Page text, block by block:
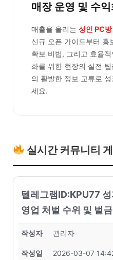
매장 운영 및 수
매출을 올리는 성인 PC
신규 오픈 가이드부터 홍
확보 비법, 그리고 효율
화를 위한 현장의 실전
의 활발한 정보 교류로
세요.
실시간 커뮤니티
텔레그램ID:KPU77
영업 처벌 수위 및 벌
작성자 관리자
작성일 2026-03-07